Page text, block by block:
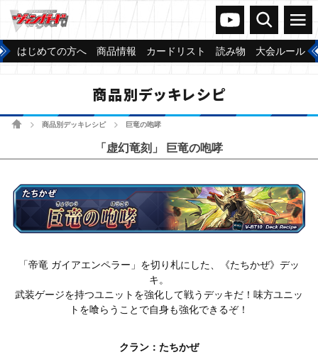
ヴァンガードch
検索 メニュー
はじめての方へ 商品情報 カードリスト 読み物 大会ルール
商品別デッキレシピ
ホーム商品別デッキレシピ 巨竜の咆哮
「虚幻竜刻」 巨竜の咆哮
「帝竜 ガイアエンペラー」を切り札にした、《たちかぜ》デッ
キ。
武装ゲージを持つユニットを強化して戦うデッキだ！味方ユニッ
トを喰らうことで自身も強化できるぞ！
クラン：たちかぜ